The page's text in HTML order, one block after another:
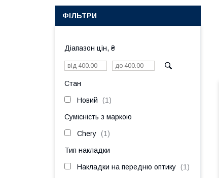
ФІЛЬТРИ
Діапазон цін, ₴
Стан
Новий 1
Сумісність з маркою
Chery 1
Тип накладки
Накладки на передню оптику 1